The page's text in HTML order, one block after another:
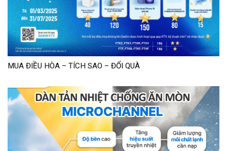
MUA ĐIỀU HÒA – TÍCH SAO – ĐỔI QUÀ